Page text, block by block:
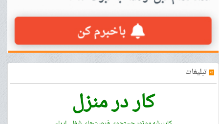
» تبلیغات
کار در منزل